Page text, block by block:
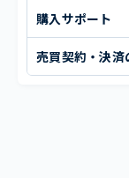
購入サポート
売買契約・決済